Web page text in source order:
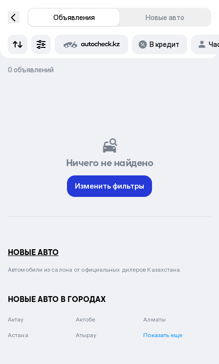
Объявления Новые авто
В кредит
0 объявлений
Ничего не найдено
Изменить фильтры
НОВЫЕ АВТО
Автомобили из салона от официальных дилеров Казахстана.
НОВЫЕ АВТО В ГОРОДАХ
Актау Актобе Алматы
Астана Атырау Показать еще